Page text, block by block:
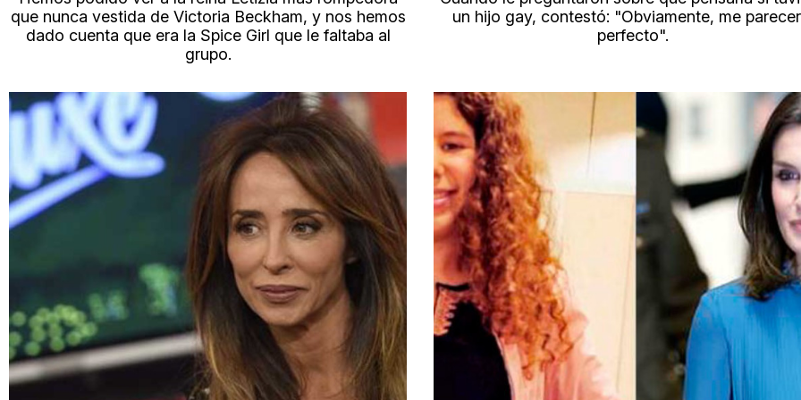
que nunca vestida de Victoria Beckham, y nos hemos
dado cuenta que era la Spice Girl que le faltaba al
grupo.
un hijo gay, contestó: "Obviamente, me
perfecto".